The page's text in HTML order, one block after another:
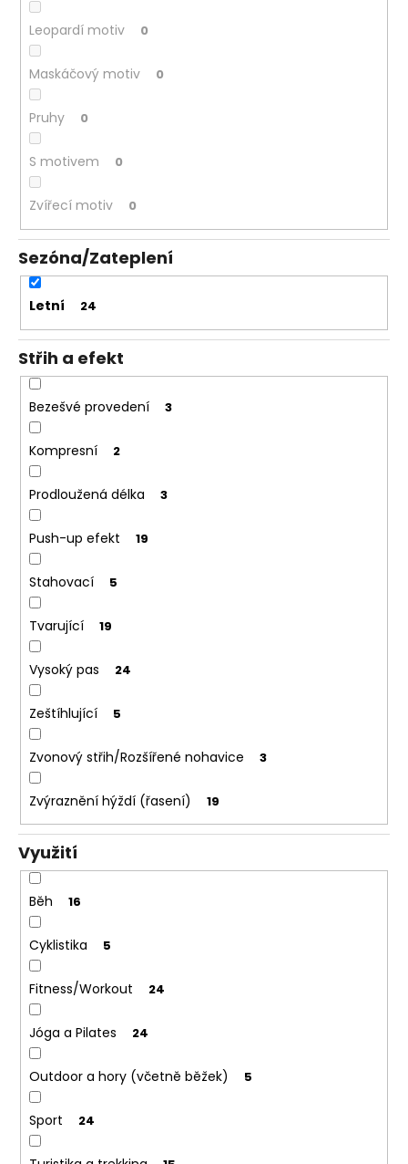
Leopardí motiv 0
Maskáčový motiv 0
Pruhy 0
S motivem 0
Zvířecí motiv 0
Sezóna/Zateplení
Letní 24
Střih a efekt
Bezešvé provedení 3
Kompresní 2
Prodloužená délka 3
Push-up efekt 19
Stahovací 5
Tvarující 19
Vysoký pas 24
Zeštíhlující 5
Zvonový střih/Rozšířené nohavice 3
Zvýraznění hýždí (řasení) 19
Využití
Běh 16
Cyklistika 5
Fitness/Workout 24
Jóga a Pilates 24
Outdoor a hory (včetně běžek) 5
Sport 24